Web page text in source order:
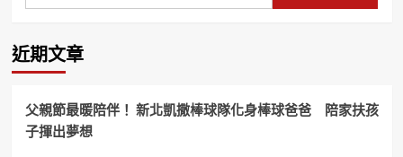
演
團
–
列
車
近期文章
父親節最暖陪伴！ 新北凱撒棒球隊化身棒球爸爸 陪家扶孩
子揮出夢想